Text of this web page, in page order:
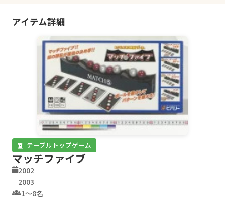
アイテム詳細
テーブルトップゲーム
マッチファイブ
2002
2003
1〜8名